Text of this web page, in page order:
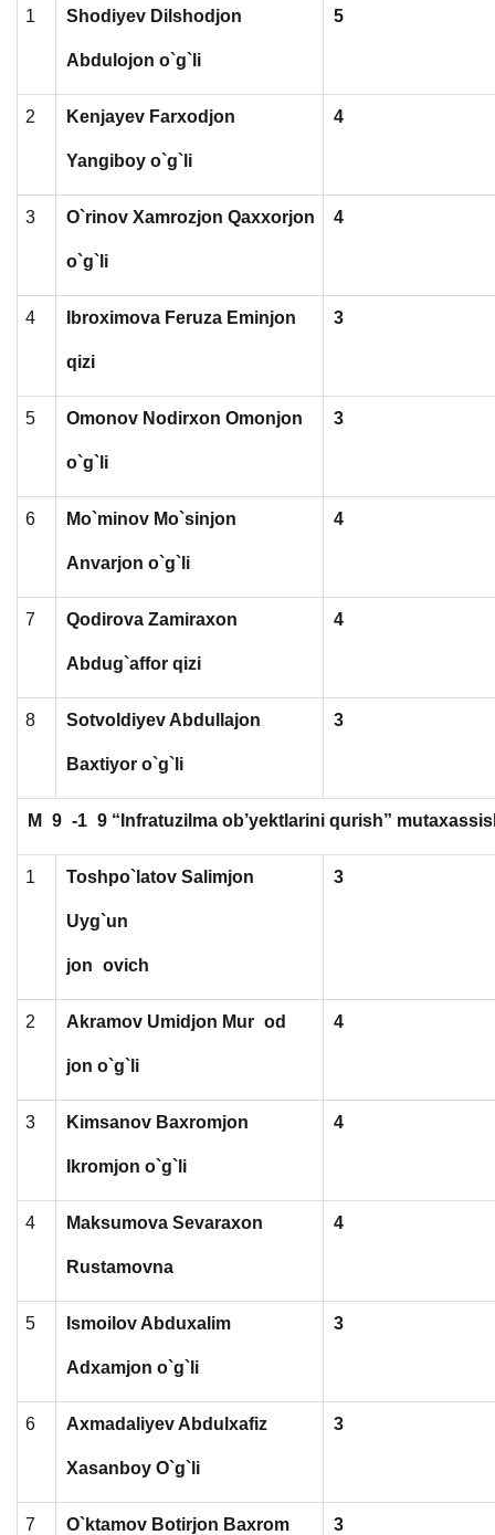
1 Shodiyev Dilshodjon
Abdulojon o`g`li
5
2 Kenjayev Farxodjon
Yangiboy o`g`li
4
3 O`rinov Xamrozjon Qaxxorjon
o`g`li
4
4 Ibroximova Feruza Eminjon
qizi
3
5 Omonov Nodirxon Omonjon
o`g`li
3
6 Mo`minov Mo`sinjon
Anvarjon o`g`li
4
7 Qodirova Zamiraxon
Abdug`affor qizi
4
8 Sotvoldiyev Abdullajon
Baxtiyor o`g`li
3
M 9 -1 9 “Infratuzilma ob’yektlarini qurish”
1 Toshpo`latov Salimjon
Uyg`un
jon ovich
3
2 Akramov Umidjon Mur od
jon o`g`li
4
3 Kimsanov Baxromjon
Ikromjon o`g`li
4
4 Maksumova Sevaraxon
Rustamovna
4
5 Ismoilov Abduxalim
Adxamjon o`g`li
3
6 Axmadaliyev Abdulxafiz
Xasanboy O`g`li
3
7 O`ktamov Botirjon Baxrom 3